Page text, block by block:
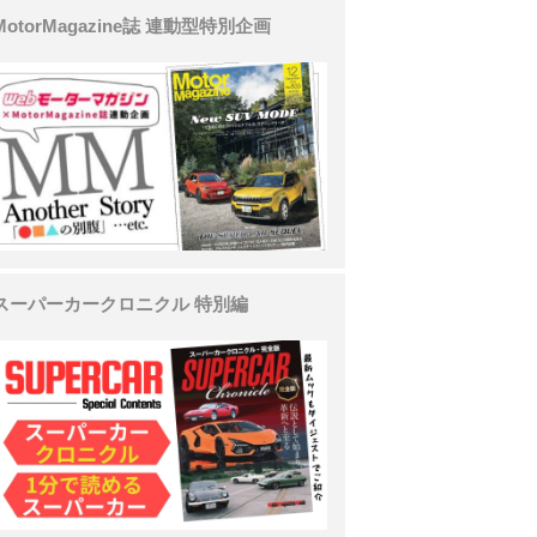
誌 連動型特別企画
ーパーカークロニクル 特別編